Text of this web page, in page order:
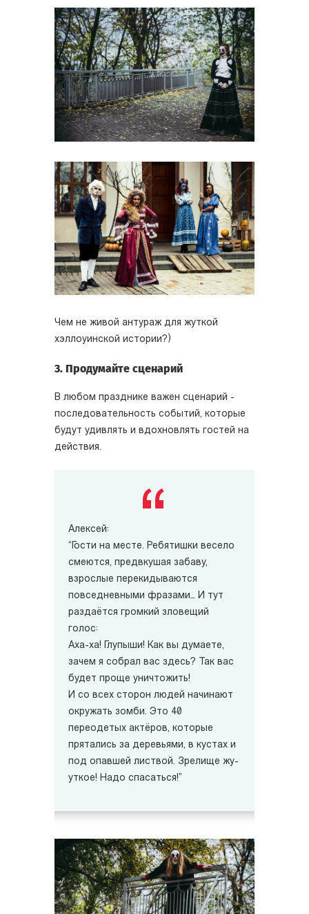
Чем не живой антураж для жуткой
хэллоуинской истории?)
3. Продумайте сценарий
В любом празднике важен сценарий -
последовательность событий, которые
будут удивлять и вдохновлять гостей на
действия.
Алексей:
“Гости на месте. Ребятишки весело
смеются, предвкушая забаву,
взрослые перекидываются
повседневными фразами… И тут
раздаётся громкий зловещий
голос:
Аха-ха! Глупыши! Как вы думаете,
зачем я собрал вас здесь? Так вас
будет проще уничтожить!
И со всех сторон людей начинают
окружать зомби. Это 40
переодетых актёров, которые
прятались за деревьями, в кустах и
под опавшей листвой. Зрелище жу-
уткое! Надо спасаться!”